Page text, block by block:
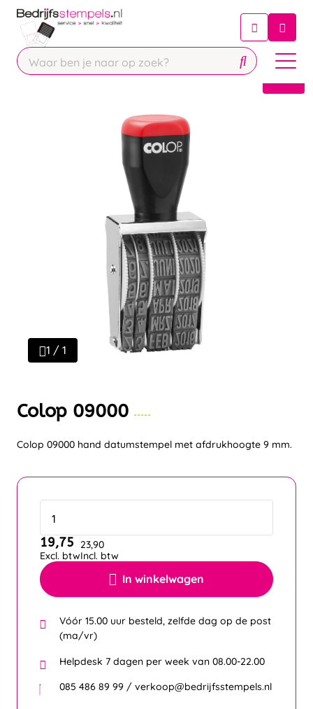
Chatbot
Chat 24/7 met onze chatbot voor
Contact
1 / 1
Colop 09000
Colop 09000 hand datumstempel met afdrukhoogte 9 mm.
In winkelwagen
19,75
Excl. btw
23,90
Incl. btw
Vóór 15.00 uur besteld, zelfde dag op de post
(ma/vr)
Helpdesk 7 dagen per week van 08.00-22.00
085 486 89 99 / verkoop@bedrijfsstempels.nl